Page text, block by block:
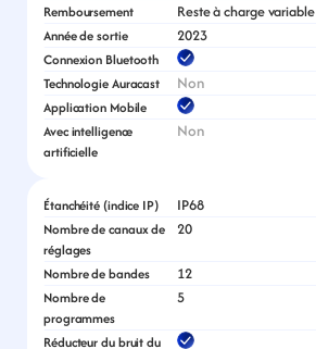
Remboursement Reste à charge variable
Année de sortie 2023
Connexion Bluetooth
Technologie Auracast
Non
Application Mobile
Avec intelligence
artificielle
Non
Étanchéité (indice IP) IP68
Nombre de canaux de
réglages
20
Nombre de bandes 12
Nombre de
programmes
5
Réducteur du bruit du